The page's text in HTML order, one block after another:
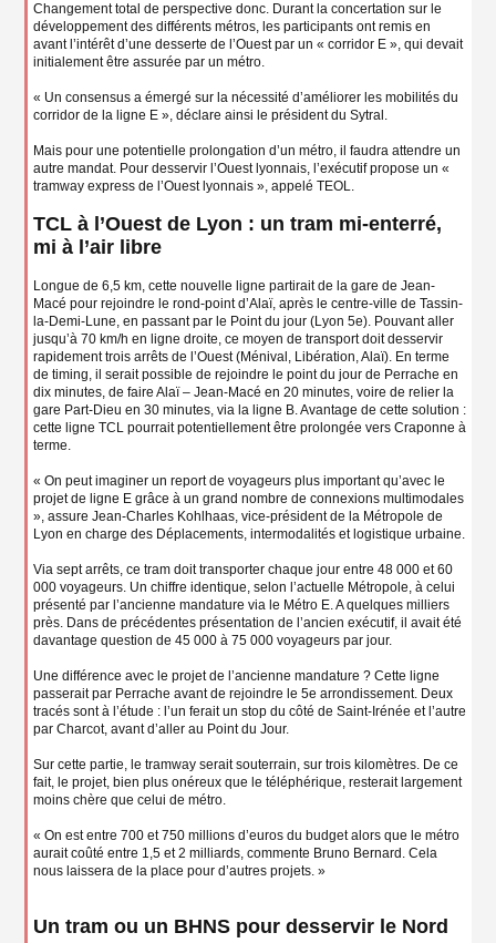
Changement total de perspective donc. Durant la concertation sur le
développement des différents métros, les participants ont remis en
avant l’intérêt d’une desserte de l’Ouest par un « corridor E », qui devait
initialement être assurée par un métro.
« Un consensus a émergé sur la nécessité d’améliorer les mobilités du
corridor de la ligne E », déclare ainsi le président du Sytral.
Mais pour une potentielle prolongation d’un métro, il faudra attendre un
autre mandat. Pour desservir l’Ouest lyonnais, l’exécutif propose un «
tramway express de l’Ouest lyonnais », appelé TEOL.
TCL à l’Ouest de Lyon : un tram mi-enterré,
mi à l’air libre
Longue de 6,5 km, cette nouvelle ligne partirait de la gare de Jean-
Macé pour rejoindre le rond-point d’Alaï, après le centre-ville de Tassin-
la-Demi-Lune, en passant par le Point du jour (Lyon 5e). Pouvant aller
jusqu’à 70 km/h en ligne droite, ce moyen de transport doit desservir
rapidement trois arrêts de l’Ouest (Ménival, Libération, Alaï). En terme
de timing, il serait possible de rejoindre le point du jour de Perrache en
dix minutes, de faire Alaï – Jean-Macé en 20 minutes, voire de relier la
gare Part-Dieu en 30 minutes, via la ligne B. Avantage de cette solution :
cette ligne TCL pourrait potentiellement être prolongée vers Craponne à
terme.
« On peut imaginer un report de voyageurs plus important qu’avec le
projet de ligne E grâce à un grand nombre de connexions multimodales
», assure Jean-Charles Kohlhaas, vice-président de la Métropole de
Lyon en charge des Déplacements, intermodalités et logistique urbaine.
Via sept arrêts, ce tram doit transporter chaque jour entre 48 000 et 60
000 voyageurs. Un chiffre identique, selon l’actuelle Métropole, à celui
présenté par l’ancienne mandature via le Métro E. A quelques milliers
près. Dans de précédentes présentation de l’ancien exécutif, il avait été
davantage question de 45 000 à 75 000 voyageurs par jour.
Une différence avec le projet de l’ancienne mandature ? Cette ligne
passerait par Perrache avant de rejoindre le 5e arrondissement. Deux
tracés sont à l’étude : l’un ferait un stop du côté de Saint-Irénée et l’autre
par Charcot, avant d’aller au Point du Jour.
Sur cette partie, le tramway serait souterrain, sur trois kilomètres. De ce
fait, le projet, bien plus onéreux que le téléphérique, resterait largement
moins chère que celui de métro.
« On est entre 700 et 750 millions d’euros du budget alors que le métro
aurait coûté entre 1,5 et 2 milliards, commente Bruno Bernard. Cela
nous laissera de la place pour d’autres projets. »
Un tram ou un BHNS pour desservir le Nord